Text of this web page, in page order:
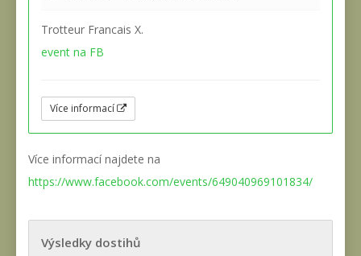
Trotteur Francais X.
event na FB
Více informací
Více informací najdete na
https://www.facebook.com/events/649040969101834/
Výsledky dostihů